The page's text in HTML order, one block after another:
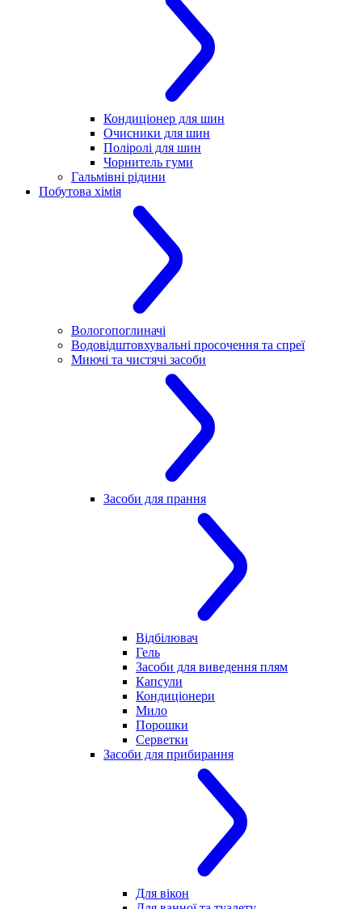
Кондиціонер для шин
Очисники для шин
Поліролі для шин
Чорнитель гуми
Гальмівні рідини
Побутова хімія
Вологопоглиначі
Водовідштовхувальні просочення та спреї
Миючі та чистячі засоби
Засоби для прання
Відбілювач
Гель
Засоби для виведення плям
Капсули
Кондиціонери
Мило
Порошки
Серветки
Засоби для прибирання
Для вікон